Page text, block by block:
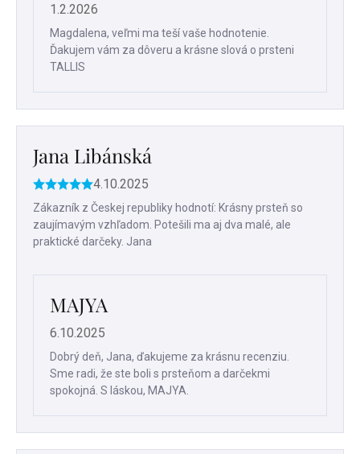
1.2.2026
Magdalena, veľmi ma teší vaše hodnotenie.
Ďakujem vám za dôveru a krásne slová o prsteni
TALLIS
Jana Libánská
Hodnotenie
produktu
je
5
z
4.10.2025
Zákazník z Českej republiky hodnotí: Krásny prsteň so
zaujímavým vzhľadom. Potešili ma aj dva malé, ale
praktické darčeky. Jana
MAJYA
6.10.2025
Dobrý deň, Jana, ďakujeme za krásnu recenziu.
Sme radi, že ste boli s prsteňom a darčekmi
spokojná. S láskou, MAJYA.